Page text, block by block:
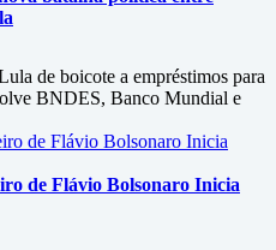
de boicote a empréstimos para
BNDES, Banco Mundial e
de Flávio Bolsonaro Inicia